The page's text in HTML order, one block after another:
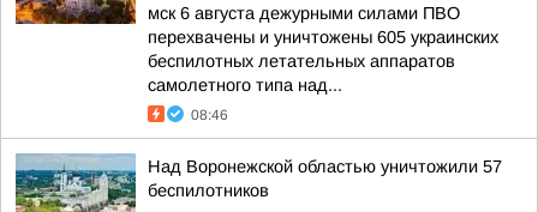
мск 6 августа дежурными силами ПВО
перехвачены и уничтожены 605 украинских
беспилотных летательных аппаратов
самолетного типа над...
08:46
Над Воронежской областью уничтожили 57
беспилотников